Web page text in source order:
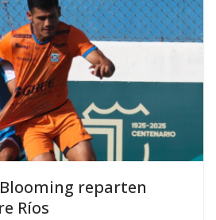
reparten
Ríos